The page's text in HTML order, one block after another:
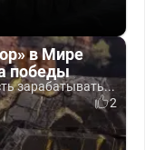
в Мире
победы
зарабатывать...
2